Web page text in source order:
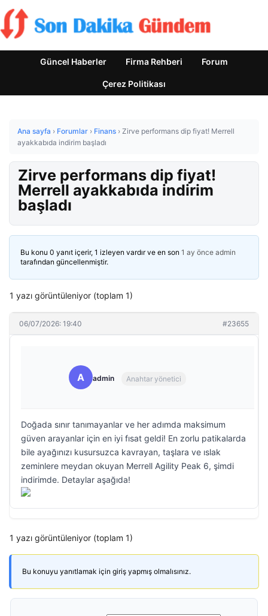
Güncel Haberler Firma Rehberi Forum
Çerez Politikası
Ana sayfa › Forumlar › Finans › Zirve performans dip fiyat! Merrell
ayakkabıda indirim başladı
Zirve performans dip fiyat!
Merrell ayakkabıda indirim
başladı
Bu konu 0 yanıt içerir, 1 izleyen vardır ve en son 1 ay önce admin
tarafından güncellenmiştir.
1 yazı görüntüleniyor (toplam 1)
06/07/2026: 19:40 #23655
A admin Anahtar yönetici
Doğada sınır tanımayanlar ve her adımda maksimum
güven arayanlar için en iyi fısat geldi! En zorlu patikalarda
bile ayağınızı kusursuzca kavrayan, taşlara ve ıslak
zeminlere meydan okuyan Merrell Agility Peak 6, şimdi
indirimde. Detaylar aşağıda!
1 yazı görüntüleniyor (toplam 1)
Bu konuyu yanıtlamak için giriş yapmış olmalısınız.